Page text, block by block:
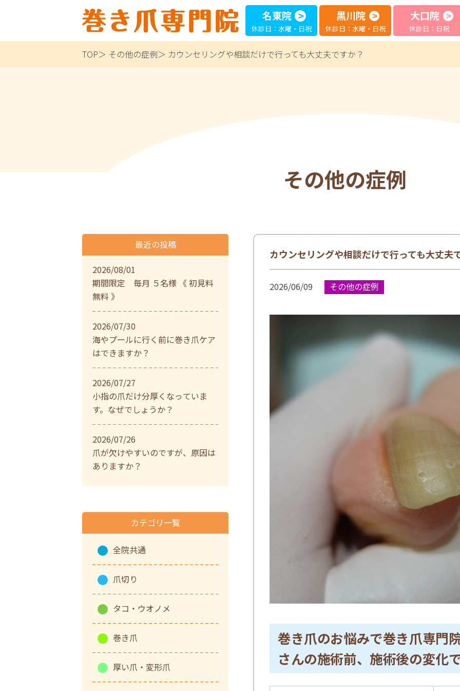
名東院
休診日：水曜・日祝
黒川院
休診日：水曜・日祝
大口院
休診日：日祝
TOP その他の症例 カウンセリングや相談だけで行っても大丈夫ですか？
その他の症例
カウンセリングや相談だけで行っても大丈夫
2026/06/09 その他の症例
巻き爪のお悩みで巻き爪専門
さんの施術前、施術後の変化
最近の投稿
2026/08/01
期間限定 毎月 ５名様 《 初見料
無料 》
2026/07/30
海やプールに行く前に巻き爪ケア
はできますか？
2026/07/27
小指の爪だけ分厚くなっていま
す。なぜでしょうか？
2026/07/26
爪が欠けやすいのですが、原因は
ありますか？
カテゴリ一覧
全院共通
爪切り
タコ・ウオノメ
巻き爪
厚い爪・変形爪